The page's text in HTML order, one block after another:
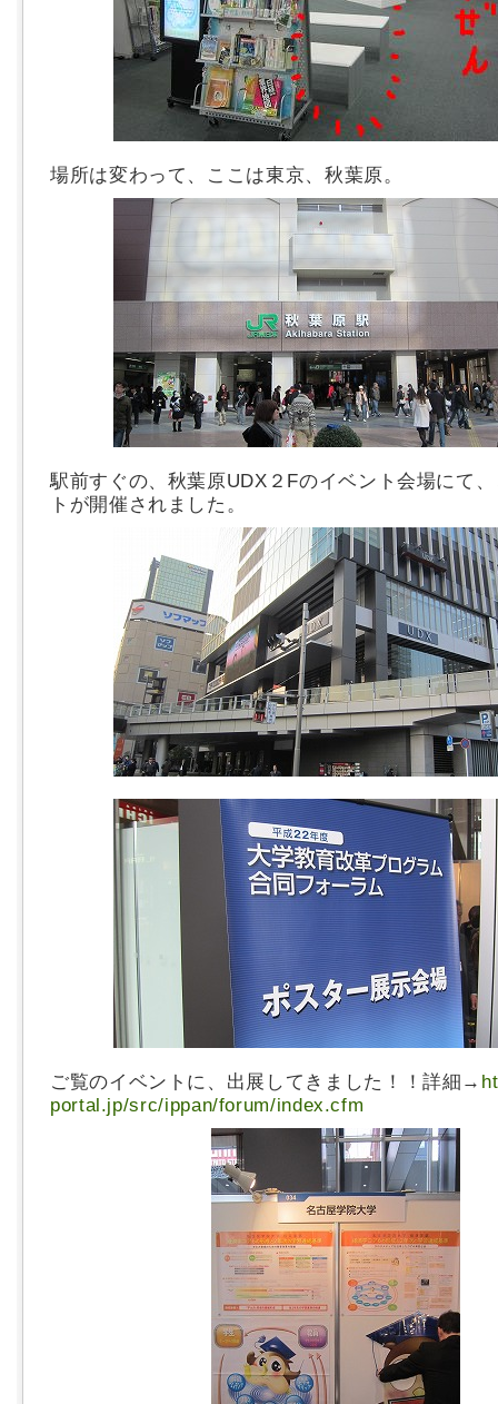
場所は変わって、ここは東京、秋葉原。
駅前すぐの、秋葉原UDX２Fのイベント会場にて
トが開催されました。
ご覧のイベントに、出展してきました！！詳細→
portal.jp/src/ippan/forum/index.cfm